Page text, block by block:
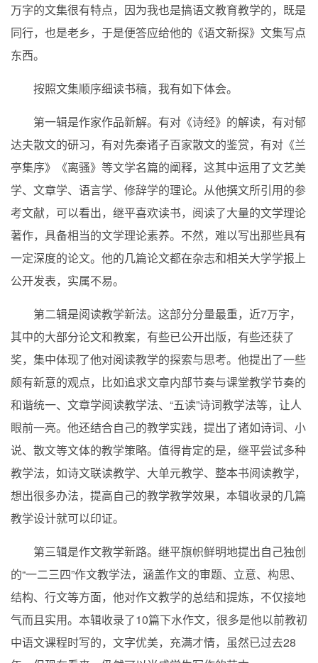
万字的文集很有特点，因为我也是搞语文教育教学的，既是
同行，也是老乡，于是便答应给他的《语文新探》文集写点
东西。
按照文集顺序细读书稿，我有如下体会。
第一辑是作家作品新解。有对《诗经》的解读，有对郁
达夫散文的研习，有对先秦诸子百家散文的鉴赏，有对《兰
亭集序》《离骚》等文学名篇的阐释，这其中运用了文艺美
学、文章学、语言学、修辞学的理论。从他撰文所引用的参
考文献，可以看出，继平喜欢读书，阅读了大量的文学理论
著作，具备相当的文学理论素养。不然，难以写出那些具有
一定深度的论文。他的几篇论文都在杂志和相关大学学报上
公开发表，实属不易。
第二辑是阅读教学新法。这部分分量最重，近7万字，
其中的大部分论文和教案，有些已公开出版，有些还获了
奖，集中体现了他对阅读教学的探索与思考。他提出了一些
颇有新意的观点，比如追求文章内部节奏与课堂教学节奏的
和谐统一、文章学阅读教学法、“五读”诗词教学法等，让人
眼前一亮。他还结合自己的教学实践，提出了诸如诗词、小
说、散文等文体的教学策略。值得肯定的是，继平尝试多种
教学法，如诗文联读教学、大单元教学、整本书阅读教学，
想出很多办法，提高自己的教学教学效果，本辑收录的几篇
教学设计就可以印证。
第三辑是作文教学新路。继平旗帜鲜明地提出自己独创
的“一二三四”作文教学法，涵盖作文的审题、立意、构思、
结构、行文等方面，他对作文教学的总结和提炼，不仅接地
气而且实用。本辑收录了10篇下水作文，很多是他以前教初
中语文课程时写的，文字优美，充满才情，虽然已过去28